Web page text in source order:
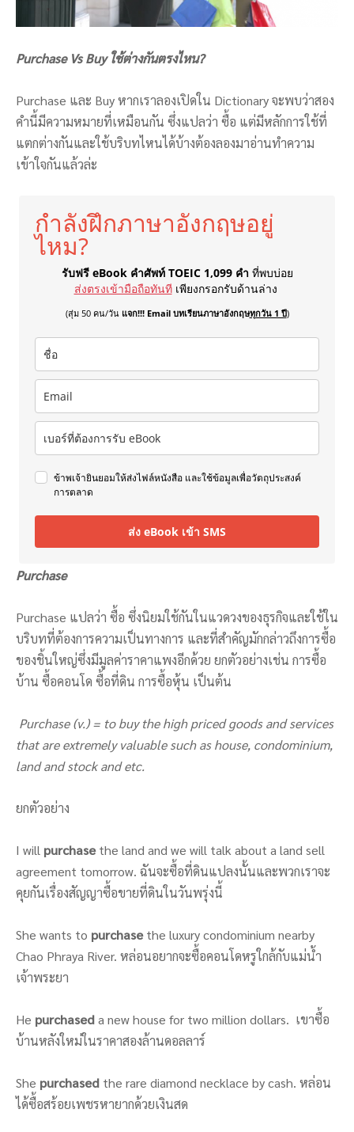
Purchase Vs Buy ใช้ต่างกันตรงไหน?
Purchase และ Buy หากเราลองเปิดใน Dictionary จะพบว่าสอง
คำนี้มีความหมายที่เหมือนกัน ซึ่งแปลว่า ซื้อ แต่มีหลักการใช้ที่
แตกต่างกันและใช้บริบทไหนได้บ้างต้องลองมาอ่านทำความ
เข้าใจกันแล้วล่ะ
กำลังฝึกภาษาอังกฤษอยู่
ไหม?
รับฟรี eBook คำศัพท์ TOEIC 1,099 คำ ที่พบบ่อย
ส่งตรงเข้ามือถือทันที เพียงกรอกรับด้านล่าง
(สุ่ม 50 คน/วัน แจก!!! Email บทเรียนภาษาอังกฤษทุกวัน 1 ปี)
ข้าพเจ้ายินยอมให้ส่งไฟล์หนังสือ และใช้ข้อมูลเพื่อวัตถุประสงค์
การตลาด
ส่ง eBook เข้า SMS
Purchase
Purchase แปลว่า ซื้อ ซึ่งนิยมใช้กันในแวดวงของธุรกิจและใช้ใน
บริบทที่ต้องการความเป็นทางการ และที่สำคัญมักกล่าวถึงการซื้อ
ของชิ้นใหญ่ซึ่งมีมูลค่าราคาแพงอีกด้วย ยกตัวอย่างเช่น การซื้อ
บ้าน ซื้อคอนโด ซื้อที่ดิน การซื้อหุ้น เป็นต้น
Purchase (v.) = to buy the high priced goods and services
that are extremely valuable such as house, condominium,
land and stock and etc.
ยกตัวอย่าง
I will purchasethe land and we will talk about a land sell
agreement tomorrow. ฉันจะซื้อที่ดินแปลงนั้นและพวกเราจะ
คุยกันเรื่องสัญญาซื้อขายที่ดินในวันพรุ่งนี้
She wants to purchasethe luxury condominium nearby
Chao Phraya River. หล่อนอยากจะซื้อคอนโดหรูใกล้กับแม่น้ำ
เจ้าพระยา
He purchaseda new house for two million dollars. เขาซื้อ
บ้านหลังใหม่ในราคาสองล้านดอลลาร์
She purchased the rare diamond necklace by cash. หล่อน
ได้ซื้อสร้อยเพชรหายากด้วยเงินสด